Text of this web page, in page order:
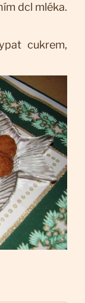
dcl mléka.
cukrem,